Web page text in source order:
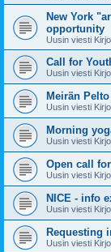
New York
opportunity
Uusin viesti
Call for
Uusin viesti
Meirän
Uusin viesti
Morning
Uusin viesti
Open call
Uusin viesti
NICE - info
Uusin viesti
Requesting
Uusin viesti